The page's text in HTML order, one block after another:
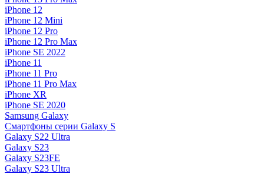
iPhone 12
iPhone 12 Mini
iPhone 12 Pro
iPhone 12 Pro Max
iPhone SE 2022
iPhone 11
iPhone 11 Pro
iPhone 11 Pro Max
iPhone XR
iPhone SE 2020
Samsung Galaxy
Смартфоны серии Galaxy S
Galaxy S22 Ultra
Galaxy S23
Galaxy S23FE
Galaxy S23 Ultra